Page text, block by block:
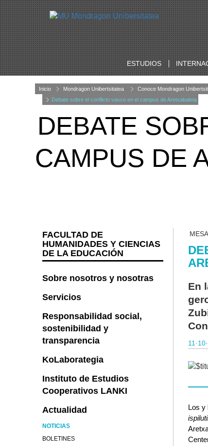
ESTUDIOS
Inicio Mondragon Unibertsitatea Conoce Mondragon
Debate sobre el conflicto vasco en el campus de Aretxabaleta
DEBATE
CAMPUS DE
En
Los y
FACULTAD DE
HUMANIDADES Y CIENCIAS
DE LA EDUCACIÓN
Sobre nosotros y nosotras
Servicios
Responsabilidad social,
sostenibilidad y
transparencia
KoLaborategia
Instituto de Estudios
Cooperativos LANKI
Actualidad
NOTICIAS
BOLETINES